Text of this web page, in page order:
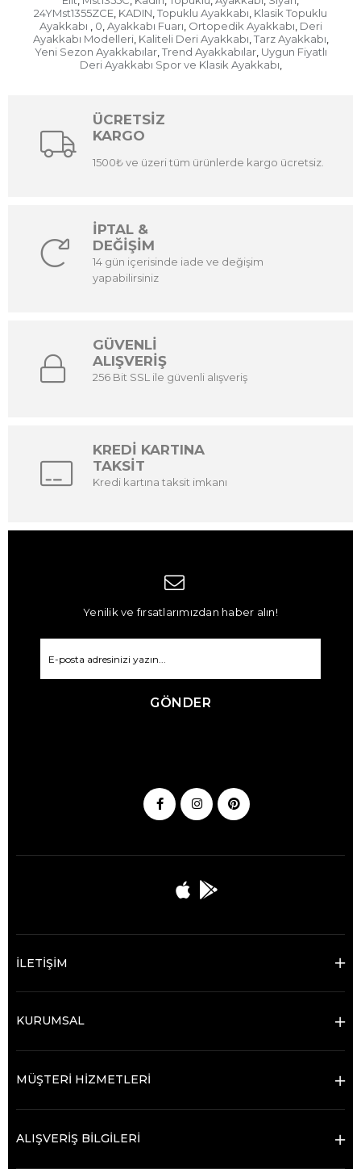
24YMst1355ZCE, KADIN, Topuklu Ayakkabı, Klasik Topuklu
Ayakkabı , 0, Ayakkabı Fuarı, Ortopedik Ayakkabı, Deri
Ayakkabı Modelleri, Kaliteli Deri Ayakkabı, Tarz Ayakkabı,
Yeni Sezon Ayakkabılar, Trend Ayakkabılar, Uygun Fiyatlı
Deri Ayakkabı Spor ve Klasik Ayakkabı,
ÜCRETSİZ
KARGO
1500₺ ve üzeri tüm ürünlerde kargo ücretsiz.
İPTAL &
DEĞİŞİM
14 gün içerisinde iade ve değişim
yapabilirsiniz
GÜVENLİ
ALIŞVERİŞ
256 Bit SSL ile güvenli alışveriş
KREDİ KARTINA
TAKSİT
Kredi kartına taksit imkanı
Yenilik ve fırsatlarımızdan haber alın!
GÖNDER
İLETİŞİM
KURUMSAL
MÜŞTERİ HİZMETLERİ
ALIŞVERİŞ BİLGİLERİ